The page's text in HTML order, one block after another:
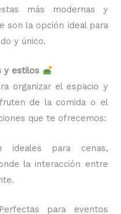
más modernas y
son la opción ideal para
y único.
y estilos
organizar el espacio y
de la comida o el
que te ofrecemos:
ideales para cenas,
la interacción entre
para eventos